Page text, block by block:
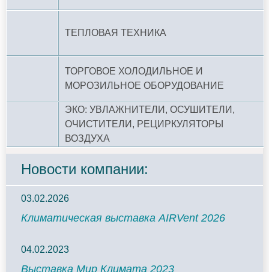
ТЕПЛОВАЯ ТЕХНИКА
ТОРГОВОЕ ХОЛОДИЛЬНОЕ И
МОРОЗИЛЬНОЕ ОБОРУДОВАНИЕ
ЭКО: УВЛАЖНИТЕЛИ, ОСУШИТЕЛИ,
ОЧИСТИТЕЛИ, РЕЦИРКУЛЯТОРЫ
ВОЗДУХА
Новости компании:
03.02.2026
Климатическая выставка AIRVent 2026
04.02.2023
Выставка Мир Климата 2023